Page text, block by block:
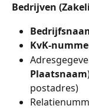
Bedrijven
KvK-
Plaatsnaam
postadres)